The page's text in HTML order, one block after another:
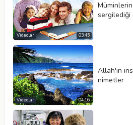
03:45
Videolar
sergilediği
04:16
Videolar
Allah'ın
nimetler